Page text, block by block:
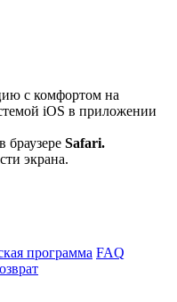
с комфортом на
iOS в приложении
Safari.
экрана.
программа FAQ